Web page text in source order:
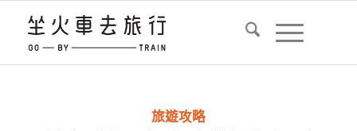
旅遊攻略